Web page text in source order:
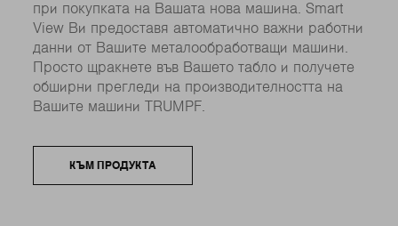
при покупката на Вашата нова машина. Smart
View Ви предоставя автоматично важни работни
данни от Вашите металообработващи машини.
Просто щракнете във Вашето табло и получете
обширни прегледи на производителността на
Вашите машини TRUMPF.
КЪМ ПРОДУКТА